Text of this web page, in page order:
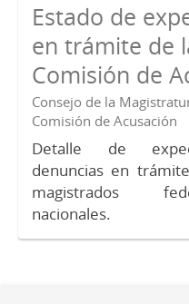
Estado de
en trámite de
Comisión de
Consejo de la
Comisión de Acusación
Detalle de
denuncias en
magistrados
nacionales.